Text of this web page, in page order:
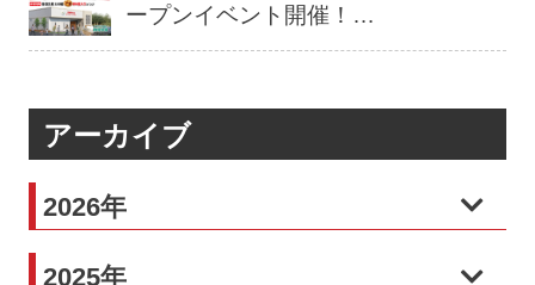
ープンイベント開催！…
アーカイブ
2026年
2025年